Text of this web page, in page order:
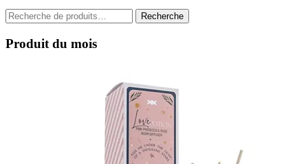
Recherche
pour :
Recherche
Produit du mois